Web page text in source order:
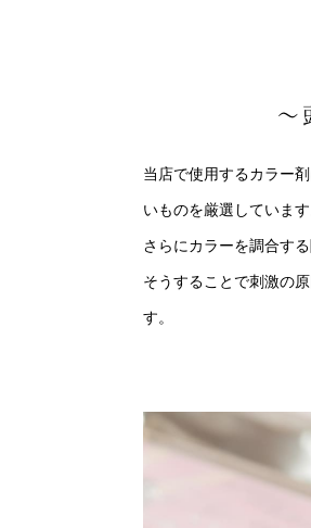
～
当店で使用するカラー
いものを厳選しています
さらにカラーを調合す
そうすることで刺激の
す。